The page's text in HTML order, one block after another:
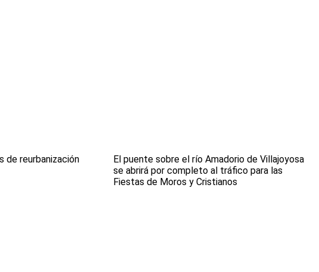
de reurbanización
El puente sobre el río Amadorio de Villajoyosa
se abrirá por completo al tráfico para las
Fiestas de Moros y Cristianos